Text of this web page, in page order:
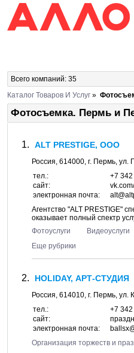
Всего компаний: 35
Каталог Товаров И Услуг »
Фотосъемка. Пермь и
ALT PRESTIGE, ООО
Россия, 614000, г. Пермь, ул.
тел.:
+7
сайт:
электронная почта:
Агентство "ALT PRESTIGE"
оказывает полный спектр
Фотоуслуги
Видеоуслуги
Еще рубрики
HOLIDAY, АРТ-СТУДИЯ
Россия, 614010, г. Пермь, ул.
тел.:
+7
сайт:
электронная почта:
Организация торжеств и